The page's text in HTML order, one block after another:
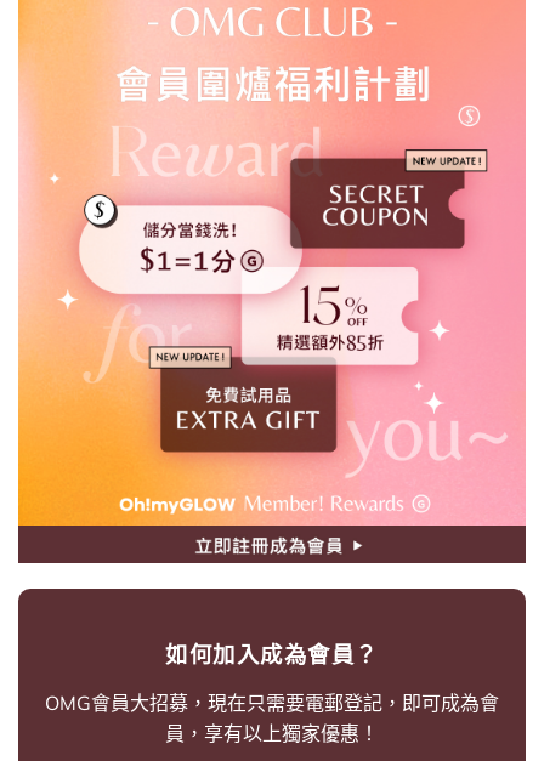
如何加入成為會員？
OMG會員大招募，現在只需要電郵登記，即可成為會
員，享有以上獨家優惠！